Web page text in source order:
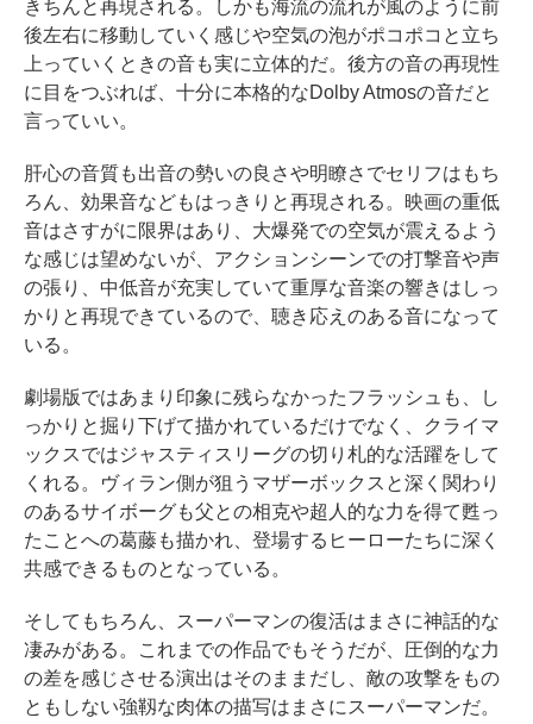
きちんと再現される。しかも海流の流れが風のように前
後左右に移動していく感じや空気の泡がポコポコと立ち
上っていくときの音も実に立体的だ。後方の音の再現性
に目をつぶれば、十分に本格的なDolby Atmosの音だと
言っていい。
肝心の音質も出音の勢いの良さや明瞭さでセリフはもち
ろん、効果音などもはっきりと再現される。映画の重低
音はさすがに限界はあり、大爆発での空気が震えるよう
な感じは望めないが、アクションシーンでの打撃音や声
の張り、中低音が充実していて重厚な音楽の響きはしっ
かりと再現できているので、聴き応えのある音になって
いる。
劇場版ではあまり印象に残らなかったフラッシュも、し
っかりと掘り下げて描かれているだけでなく、クライマ
ックスではジャスティスリーグの切り札的な活躍をして
くれる。ヴィラン側が狙うマザーボックスと深く関わり
のあるサイボーグも父との相克や超人的な力を得て甦っ
たことへの葛藤も描かれ、登場するヒーローたちに深く
共感できるものとなっている。
そしてもちろん、スーパーマンの復活はまさに神話的な
凄みがある。これまでの作品でもそうだが、圧倒的な力
の差を感じさせる演出はそのままだし、敵の攻撃をもの
ともしない強靱な肉体の描写はまさにスーパーマンだ。